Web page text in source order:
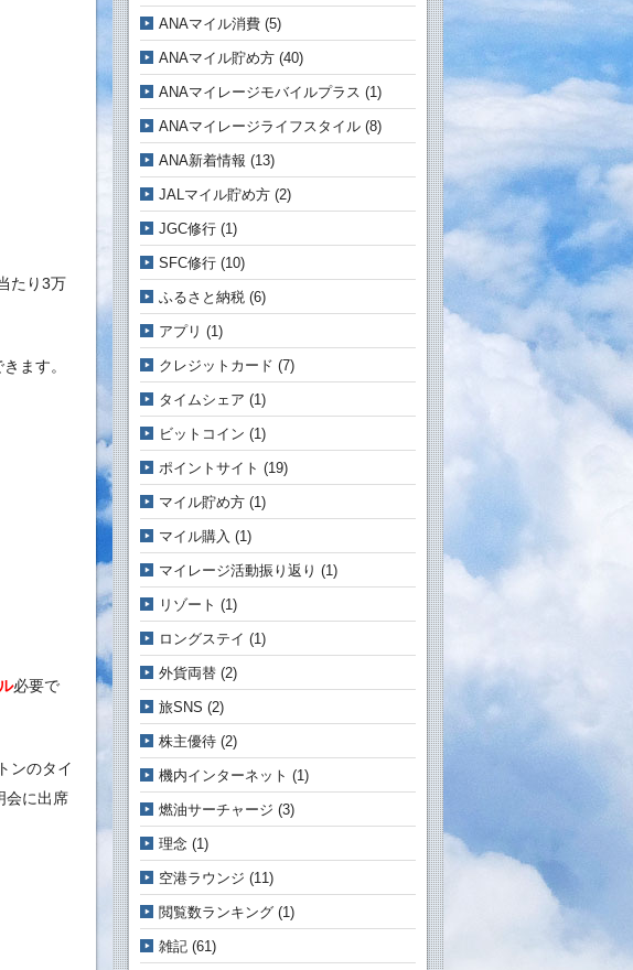
たり3万
ます。
必要で
ンのタイ
会に出席
ANAマイル消費 (5)
ANAマイル貯め方 (40)
ANAマイレージモバイルプラス (1)
ANAマイレージライフスタイル (8)
ANA新着情報 (13)
JALマイル貯め方 (2)
JGC修行 (1)
SFC修行 (10)
ふるさと納税 (6)
アプリ (1)
クレジットカード (7)
タイムシェア (1)
ビットコイン (1)
ポイントサイト (19)
マイル貯め方 (1)
マイル購入 (1)
マイレージ活動振り返り (1)
リゾート (1)
ロングステイ (1)
外貨両替 (2)
旅SNS (2)
株主優待 (2)
機内インターネット (1)
燃油サーチャージ (3)
理念 (1)
空港ラウンジ (11)
閲覧数ランキング (1)
雑記 (61)